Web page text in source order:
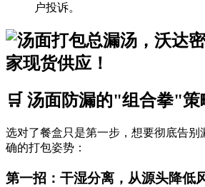
户投诉。
🛒 汤面防漏的"组合拳"策
选对了餐盒只是第一步，想要彻底告别
确的打包姿势：
第一招：干湿分离，从源头降低